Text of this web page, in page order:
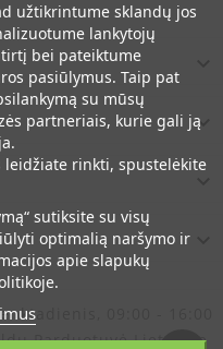

užtikrintume sklandų jos
lankytojų
bei pateiktume
pasiūlymus. Taip pat
su mūsų
partneriais, kurie gali ją
leidžiate rinkti, spustelėkite
sutiksite su visų
optimalią naršymo ir
apie slapukų
09:00 - 16:00
Parduotuvė Lietuvoje